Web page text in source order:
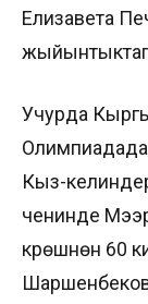
Елизавета
Учурда
Кыз-
ченинде
күрөшүнөн